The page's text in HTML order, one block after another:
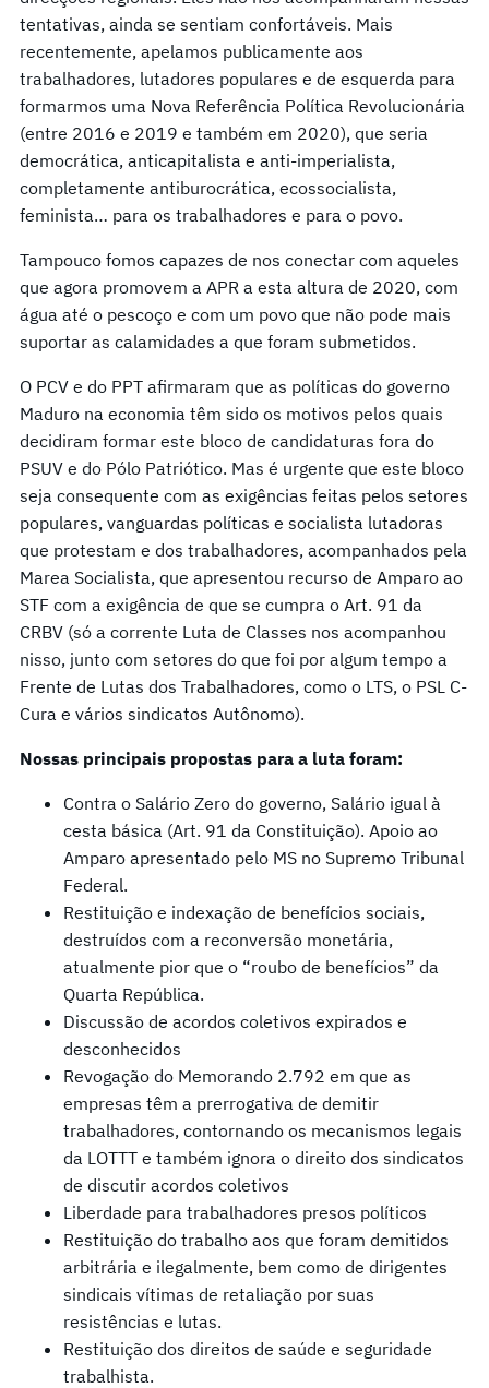
tentativas, ainda se sentiam confortáveis. Mais
recentemente, apelamos publicamente aos
trabalhadores, lutadores populares e de esquerda para
formarmos uma Nova Referência Política Revolucionária
(entre 2016 e 2019 e também em 2020), que seria
democrática, anticapitalista e anti-imperialista,
completamente antiburocrática, ecossocialista,
feminista… para os trabalhadores e para o povo.
Tampouco fomos capazes de nos conectar com aqueles
que agora promovem a APR a esta altura de 2020, com
água até o pescoço e com um povo que não pode mais
suportar as calamidades a que foram submetidos.
O PCV e do PPT afirmaram que as políticas do governo
Maduro na economia têm sido os motivos pelos quais
decidiram formar este bloco de candidaturas fora do
PSUV e do Pólo Patriótico. Mas é urgente que este bloco
seja consequente com as exigências feitas pelos setores
populares, vanguardas políticas e socialista lutadoras
que protestam e dos trabalhadores, acompanhados pela
Marea Socialista, que apresentou recurso de Amparo ao
STF com a exigência de que se cumpra o Art. 91 da
CRBV (só a corrente Luta de Classes nos acompanhou
nisso, junto com setores do que foi por algum tempo a
Frente de Lutas dos Trabalhadores, como o LTS, o PSL C-
Cura e vários sindicatos Autônomo).
Nossas principais propostas para a luta foram:
Contra o Salário Zero do governo, Salário igual à
cesta básica (Art. 91 da Constituição). Apoio ao
Amparo apresentado pelo MS no Supremo Tribunal
Federal.
Restituição e indexação de benefícios sociais,
destruídos com a reconversão monetária,
atualmente pior que o “roubo de benefícios” da
Quarta República.
Discussão de acordos coletivos expirados e
desconhecidos
Revogação do Memorando 2.792 em que as
empresas têm a prerrogativa de demitir
trabalhadores, contornando os mecanismos legais
da LOTTT e também ignora o direito dos sindicatos
de discutir acordos coletivos
Liberdade para trabalhadores presos políticos
Restituição do trabalho aos que foram demitidos
arbitrária e ilegalmente, bem como de dirigentes
sindicais vítimas de retaliação por suas
resistências e lutas.
Restituição dos direitos de saúde e seguridade
trabalhista.